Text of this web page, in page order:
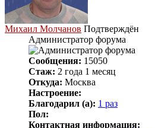
Михаил Молчанов Подтверждён
Администратор форума
Сообщения: 15050
Стаж: 2 года 1 месяц
Откуда: Москва
Настроение:
Благодарил (а): 1 раз
Пол:
Контактная информация: